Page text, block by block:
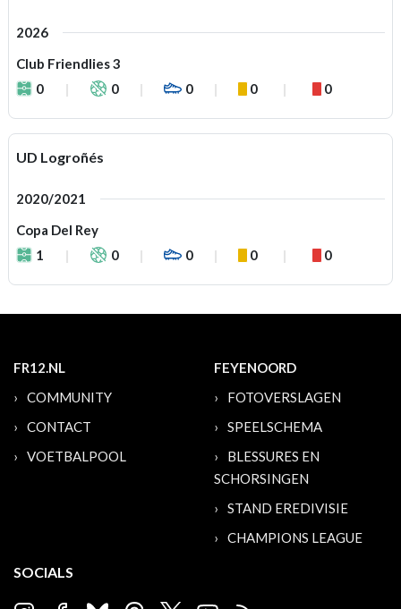
2026
Club Friendlies 3
0
0 0 0 0
UD Logroñés
2020/2021
Copa Del Rey
1
0 0 0 0
FR12.NL
COMMUNITY
CONTACT
VOETBALPOOL
FEYENOORD
FOTOVERSLAGEN
SPEELSCHEMA
BLESSURES EN
SCHORSINGEN
STAND EREDIVISIE
CHAMPIONS LEAGUE
SOCIALS